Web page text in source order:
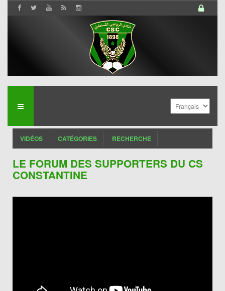
VIDÉOS CATÉGORIES RECHERCHE
LE FORUM DES SUPPORTERS DU CS
CONSTANTINE